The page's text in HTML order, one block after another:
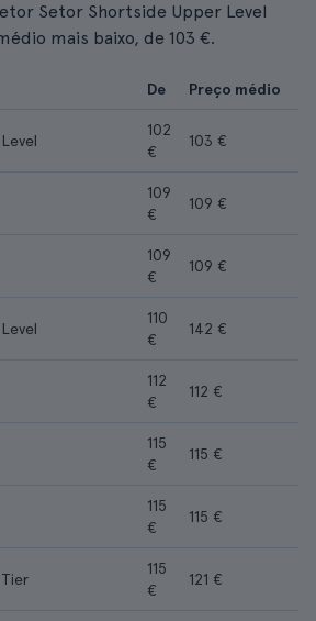
Setor Shortside Upper Level
mais baixo, de 103 €.
De Preço médio
102
€
103 €
109
€
109 €
109
€
109 €
110
€
142 €
112
€
112 €
115
€
115 €
115
€
115 €
115
€
121 €